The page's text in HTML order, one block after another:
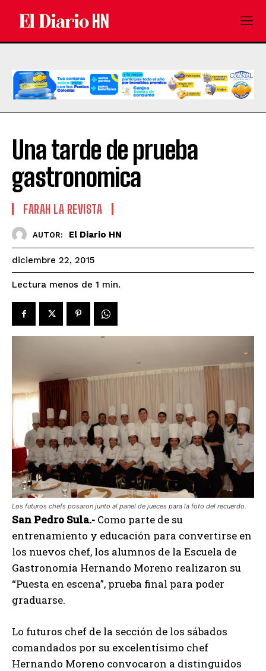
Una tarde de prueba
gastronomica
FARAH LA REVISTA
AUTOR: El Diario HN
diciembre 22, 2015
Lectura menos de 1 min.
Los futuros chefs posaron junto al panel de jueces para la foto del recuerdo.
San Pedro Sula.- Como parte de su
entrenamiento y educación para convertirse en
los nuevos chef, los alumnos de la Escuela de
Gastronomía Hernando Moreno realizaron su
“Puesta en escena”, prueba final para poder
graduarse.
Lo futuros chef de la sección de los sábados
comandados por su excelentísimo chef
Hernando Moreno convocaron a distinguidos